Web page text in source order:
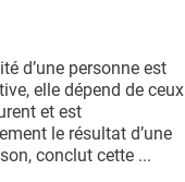
d’une personne est
elle dépend de ceux
et est
le résultat d’une
conclut cette ...